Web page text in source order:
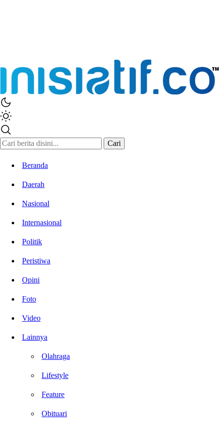
Cari
Beranda
Daerah
Nasional
Internasional
Politik
Peristiwa
Opini
Foto
Video
Lainnya
Olahraga
Lifestyle
Feature
Obituari